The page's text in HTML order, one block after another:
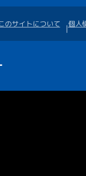
のサイトについて 個人